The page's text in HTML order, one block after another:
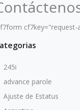
245i
advance parole
Ajuste de Estatus